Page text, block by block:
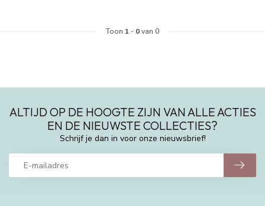
Toon 1 - 0van 0
ALTIJD OP DE HOOGTE ZIJN VAN ALLE ACTIES
EN DE NIEUWSTE COLLECTIES?
Schrijf je dan in voor onze nieuwsbrief!